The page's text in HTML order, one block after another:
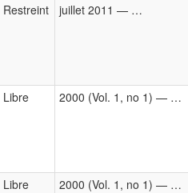
Restreint juillet 2011 — …
Libre 2000 (Vol. 1, no 1) — …
Libre 2000 (Vol. 1, no 1) — …